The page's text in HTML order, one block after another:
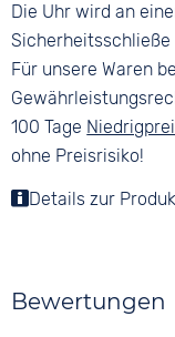
Die Uhr wird an
Für unsere Waren
100 Tage
ohne Preisrisiko!
Details zur
Bewertungen